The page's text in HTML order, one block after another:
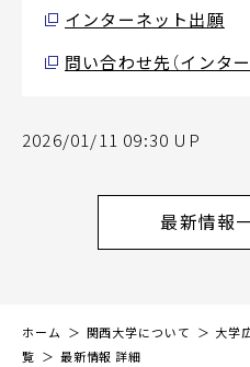
インターネット出願
問い合わせ先（インタ
2026/01/11 09:30 UP
最新情報
ホーム 関西大学について 大学
覧
最新情報 詳細